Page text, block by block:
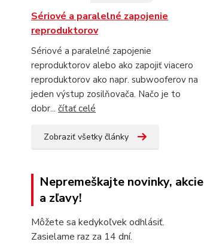
Sériové a paralelné zapojenie
reproduktorov
Sériové a paralelné zapojenie
reproduktorov alebo ako zapojiť viacero
reproduktorov ako napr. subwooferov na
jeden výstup zosilňovača. Načo je to
dobr... čítať celé
Zobraziť všetky články
Nepremeškajte novinky, akcie
a zľavy!
Môžete sa kedykoľvek odhlásiť.
Zasielame raz za 14 dní.